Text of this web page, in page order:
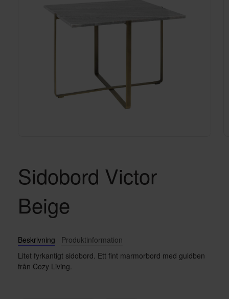
Sidobord Victor
Beige
Beskrivning
Produktinformation
Litet fyrkantigt sidobord. Ett fint marmorbord med guldben
från Cozy Living.